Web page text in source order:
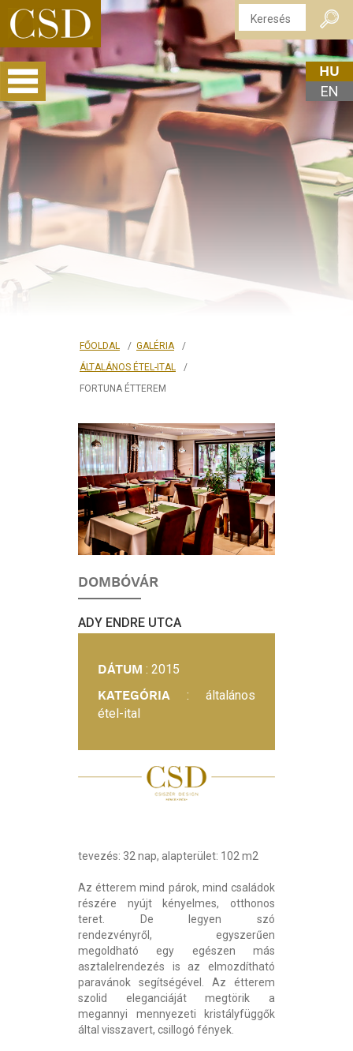
HU
EN
FŐOLDAL
GALÉRIA
ÁLTALÁNOS ÉTEL-ITAL
FORTUNA ÉTTEREM
BELSŐÉPÍTÉSZETI
PROJEKT:
FORTUNA
ÉTTEREM
DOMBÓVÁR
ADY ENDRE UTCA
DÁTUM : 2015
KATEGÓRIA : általános
étel-ital
tevezés: 32 nap, alapterület: 102 m2
Az étterem mind párok, mind családok
részére nyújt kényelmes, otthonos
teret. De legyen szó
rendezvényről, egyszerűen
megoldható egy egészen más
asztalelrendezés is az elmozdítható
paravánok segítségével. Az étterem
szolid eleganciáját megtörik a
megannyi mennyezeti kristályfüggők
által visszavert, csillogó fények.